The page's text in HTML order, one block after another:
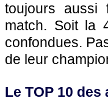
toujours aussi
match. Soit la
confondues.
de leur
Le TOP 10